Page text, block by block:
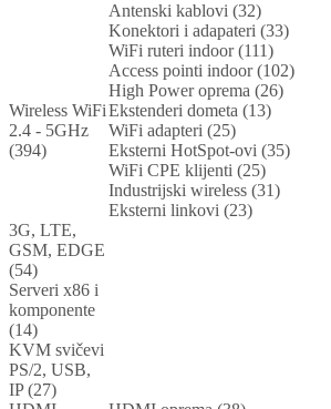
Antenski kablovi (32)
Konektori i adapateri (33)
Wireless WiFi
2.4 - 5GHz
(394)
WiFi ruteri indoor (111)
Access pointi indoor (102)
High Power oprema (26)
Ekstenderi dometa (13)
WiFi adapteri (25)
Eksterni HotSpot-ovi (35)
WiFi CPE klijenti (25)
Industrijski wireless (31)
Eksterni linkovi (23)
3G, LTE,
GSM, EDGE
(54)
Serveri x86 i
komponente
(14)
KVM svičevi
PS/2, USB,
IP (27)